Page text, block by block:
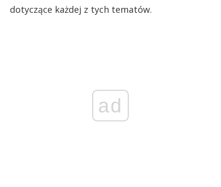
dotyczące każdej z tych tematów.
ad